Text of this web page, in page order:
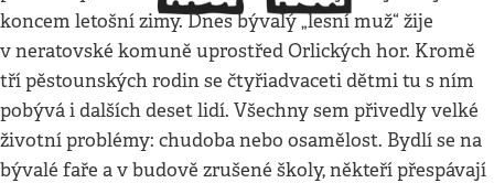
koncem letošní zimy. Dnes bývalý „lesní muž“ žije
v neratovské komuně uprostřed Orlických hor. Kromě
tří pěstounských rodin se čtyřiadvaceti dětmi tu s ním
pobývá i dalších deset lidí. Všechny sem přivedly velké
životní problémy: chudoba nebo osamělost. Bydlí se na
bývalé faře a v budově zrušené školy, někteří přespávají